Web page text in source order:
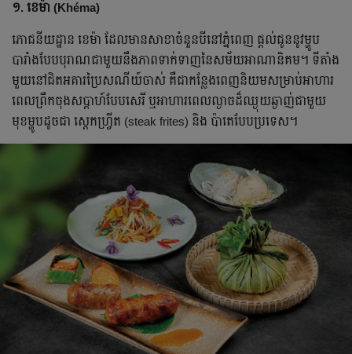
១. ខេម៉ា (Khéma)
ភោជនីយដ្ឋាន ខេម៉ា ដែលមានសាខាចំនួនបីនៅភ្នំពេញ ផ្តល់ជូននូវម្ហូប
បារាំងបែបបុរាណជាមួយនឹងភាពទាក់ទាញនៃសម័យអាណានិគម។ ទីតាំង
មួយនៅជិតអគារប្រៃសណីយ៍ចាស់ គឺជាកន្លែងពេញនិយមសម្រាប់អាហារ
ពេលព្រឹកចុងសប្តាហ៍បែបសេរី ឬអាហារពេលល្ងាចដ៏ឈ្ងុយឆ្ងាញ់ជាមួយ
មុខម្ហូបដូចជា ស្តេកហ្វ្រីត (steak frites) និង ប៉ាតេបែបប្រទេស។